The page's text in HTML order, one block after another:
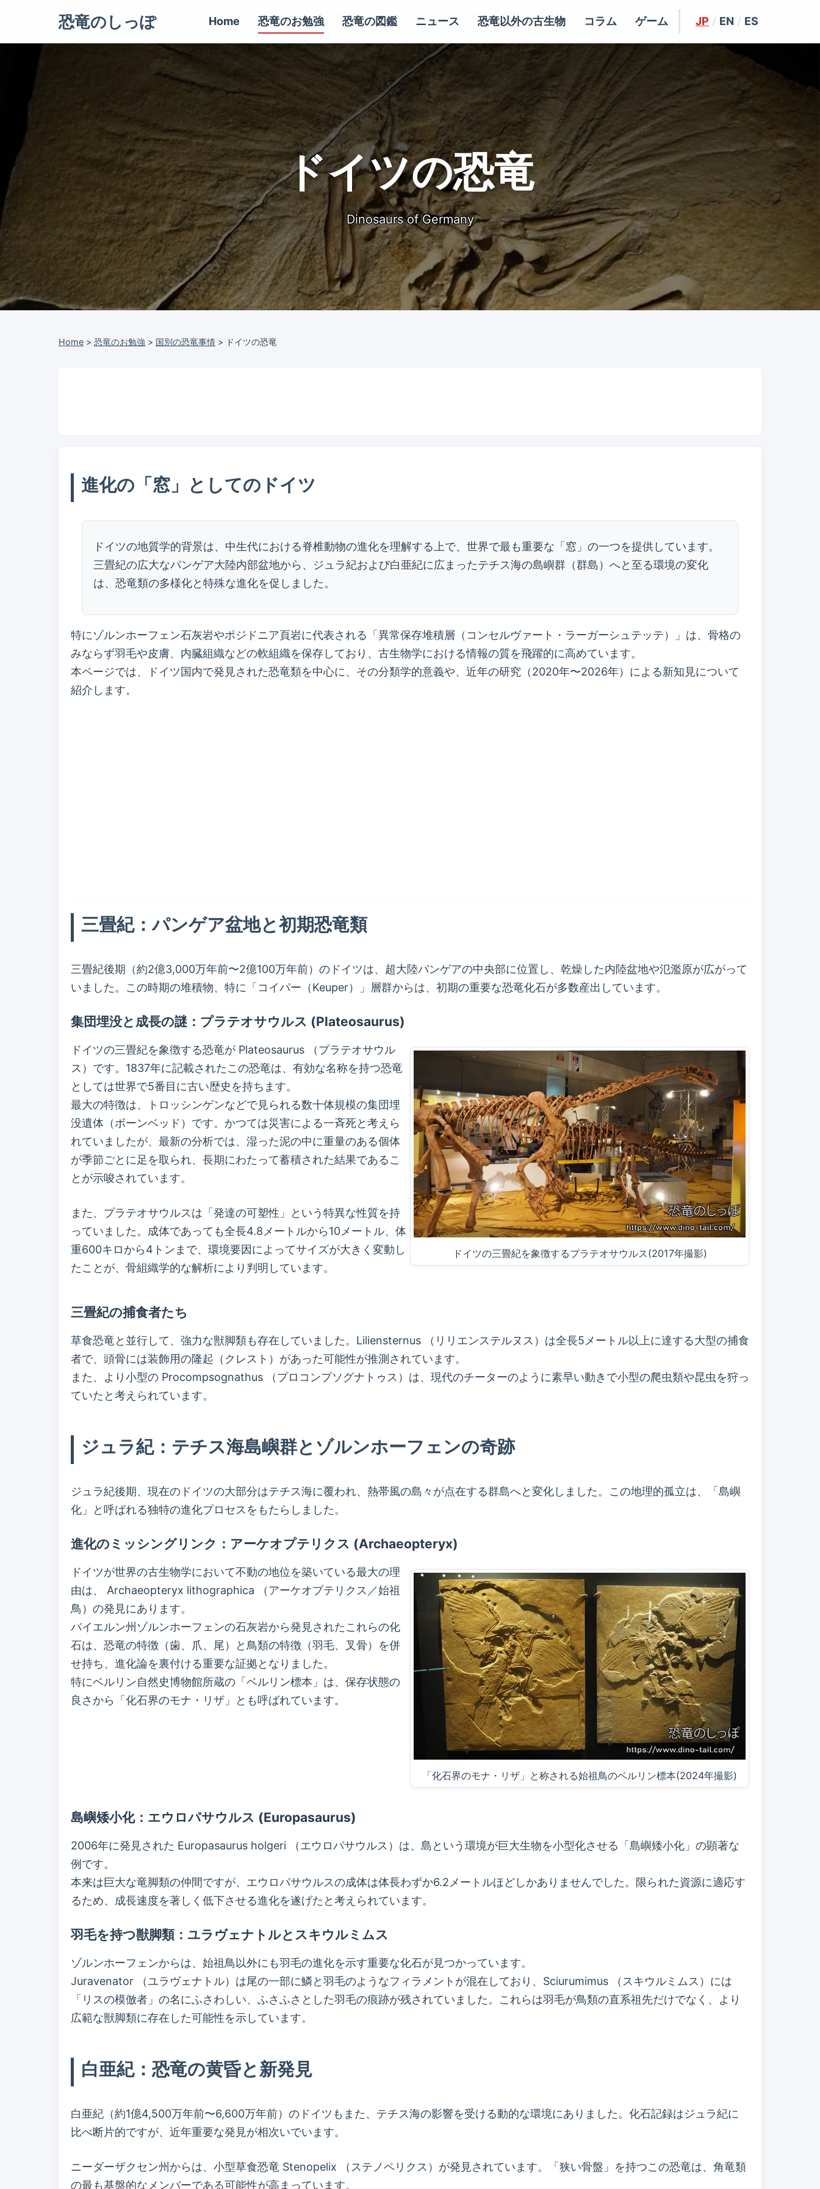
恐竜のしっぽ Home 恐竜のお勉強 恐竜の図鑑 ニュース 恐竜以外の古生物 コラム ゲーム JP / EN / ES
ドイツの恐竜
Dinosaurs of Germany
Home > 恐竜のお勉強 > 国別の恐竜事情 > ドイツの恐竜
進化の「窓」としてのドイツ
ドイツの地質学的背景は、中生代における脊椎動物の進化を理解する上で、世界で最も重要な「窓」の一つを提供しています。
三畳紀の広大なパンゲア大陸内部盆地から、ジュラ紀および白亜紀に広まったテチス海の島嶼群（群島）へと至る環境の変化
は、恐竜類の多様化と特殊な進化を促しました。
特にゾルンホーフェン石灰岩やポジドニア頁岩に代表される「異常保存堆積層（コンセルヴァート・ラーガーシュテッテ）」は、骨格の
みならず羽毛や皮膚、内臓組織などの軟組織を保存しており、古生物学における情報の質を飛躍的に高めています。
本ページでは、ドイツ国内で発見された恐竜類を中心に、その分類学的意義や、近年の研究（2020年〜2026年）による新知見について
紹介します。
三畳紀：パンゲア盆地と初期恐竜類
三畳紀後期（約2億3,000万年前〜2億100万年前）のドイツは、超大陸パンゲアの中央部に位置し、乾燥した内陸盆地や氾濫原が広がって
いました。この時期の堆積物、特に「コイパー（Keuper）」層群からは、初期の重要な恐竜化石が多数産出しています。
集団埋没と成長の謎：プラテオサウルス (Plateosaurus)
ドイツの三畳紀を象徴するプラテオサウルス(2017年撮影)
ドイツの三畳紀を象徴する恐竜が Plateosaurus （プラテオサウル
ス）です。1837年に記載されたこの恐竜は、有効な名称を持つ恐竜
としては世界で5番目に古い歴史を持ちます。
最大の特徴は、トロッシンゲンなどで見られる数十体規模の集団埋
没遺体（ボーンベッド）です。かつては災害による一斉死と考えら
れていましたが、最新の分析では、湿った泥の中に重量のある個体
が季節ごとに足を取られ、長期にわたって蓄積された結果であるこ
とが示唆されています。
また、プラテオサウルスは「発達の可塑性」という特異な性質を持
っていました。成体であっても全長4.8メートルから10メートル、体
重600キロから4トンまで、環境要因によってサイズが大きく変動し
たことが、骨組織学的な解析により判明しています。
三畳紀の捕食者たち
草食恐竜と並行して、強力な獣脚類も存在していました。Liliensternus （リリエンステルヌス）は全長5メートル以上に達する大型の捕食
者で、頭骨には装飾用の隆起（クレスト）があった可能性が推測されています。
また、より小型の Procompsognathus （プロコンプソグナトゥス）は、現代のチーターのように素早い動きで小型の爬虫類や昆虫を狩っ
ていたと考えられています。
ジュラ紀：テチス海島嶼群とゾルンホーフェンの奇跡
ジュラ紀後期、現在のドイツの大部分はテチス海に覆われ、熱帯風の島々が点在する群島へと変化しました。この地理的孤立は、「島嶼
化」と呼ばれる独特の進化プロセスをもたらしました。
進化のミッシングリンク：アーケオプテリクス (Archaeopteryx)
「化石界のモナ・リザ」と称される始祖鳥のベルリン標本(2024年撮影)
ドイツが世界の古生物学において不動の地位を築いている最大の理
由は、 Archaeopteryx lithographica （アーケオプテリクス／始祖
鳥）の発見にあります。
バイエルン州ゾルンホーフェンの石灰岩から発見されたこれらの化
石は、恐竜の特徴（歯、爪、尾）と鳥類の特徴（羽毛、叉骨）を併
せ持ち、進化論を裏付ける重要な証拠となりました。
特にベルリン自然史博物館所蔵の「ベルリン標本」は、保存状態の
良さから「化石界のモナ・リザ」とも呼ばれています。
島嶼矮小化：エウロパサウルス (Europasaurus)
2006年に発見された Europasaurus holgeri （エウロパサウルス）は、島という環境が巨大生物を小型化させる「島嶼矮小化」の顕著な
例です。
本来は巨大な竜脚類の仲間ですが、エウロパサウルスの成体は体長わずか6.2メートルほどしかありませんでした。限られた資源に適応す
るため、成長速度を著しく低下させる進化を遂げたと考えられています。
羽毛を持つ獣脚類：ユラヴェナトルとスキウルミムス
ゾルンホーフェンからは、始祖鳥以外にも羽毛の進化を示す重要な化石が見つかっています。
Juravenator （ユラヴェナトル）は尾の一部に鱗と羽毛のようなフィラメントが混在しており、Sciurumimus （スキウルミムス）には
「リスの模倣者」の名にふさわしい、ふさふさとした羽毛の痕跡が残されていました。これらは羽毛が鳥類の直系祖先だけでなく、より
広範な獣脚類に存在した可能性を示しています。
白亜紀：恐竜の黄昏と新発見
白亜紀（約1億4,500万年前〜6,600万年前）のドイツもまた、テチス海の影響を受ける動的な環境にありました。化石記録はジュラ紀に
比べ断片的ですが、近年重要な発見が相次いでいます。
ニーダーザクセン州からは、小型草食恐竜 Stenopelix （ステノペリクス）が発見されています。「狭い骨盤」を持つこの恐竜は、角竜類
の最も基盤的なメンバーである可能性が高まっています。